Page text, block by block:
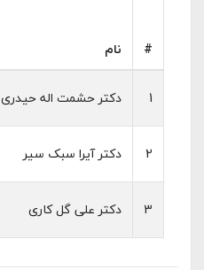
# نام
1 دکتر حشمت اله حیدری
2 دکتر آیرا سبک سیر
3 دکتر علی گل کاری